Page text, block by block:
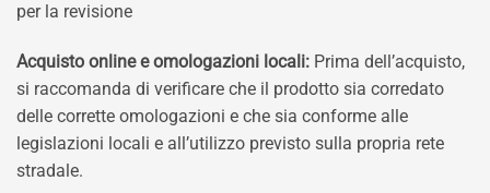
per la revisione
Acquisto online e omologazioni locali: Prima dell’acquisto,
si raccomanda di verificare che il prodotto sia corredato
delle corrette omologazioni e che sia conforme alle
legislazioni locali e all’utilizzo previsto sulla propria rete
stradale.